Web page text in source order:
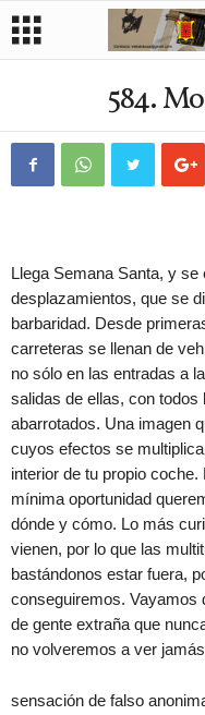
584.
Llega Semana Santa, y
desplazamientos, que se
barbaridad. Desde
carreteras se llenan de
no sólo en las entradas a
salidas de ellas, con
abarrotados. Una imagen
cuyos efectos se
interior de tu propio
mínima oportunidad
dónde y cómo. Lo más
vienen, por lo que las
bastándonos estar fuera,
conseguiremos. Vayamos
de gente extraña que
no volveremos a ver
sensación de falso